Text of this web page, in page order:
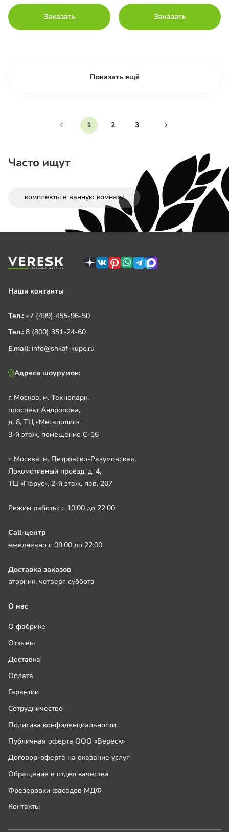
Заказать Заказать
Показать ещё
1 2 3
Часто ищут
комплекты в ванную комнату
Наши контакты
Тел.: +7 (499) 455-96-50
Тел.: 8 (800) 351-24-60
E.mail: info@shkaf-kupe.ru
Адреса шоурумов:
г. Москва, м. Технопарк,
проспект Андропова,
д. 8, ТЦ «Мегаполис»,
3-й этаж, помещение С-16
г. Москва, м. Петровско-Разумовская,
Локомотивный проезд, д. 4,
ТЦ «Парус», 2-й этаж, пав. 207
Режим работы: с 10:00 до 22:00
Call-центр
ежедневно с 09:00 до 22:00
Доставка заказов
вторник, четверг, суббота
О нас
О фабрике
Отзывы
Доставка
Оплата
Гарантии
Сотрудничество
Политика конфиденциальности
Публичная оферта ООО «Вереск»
Договор-оферта на оказание услуг
Обращение в отдел качества
Фрезеровки фасадов МДФ
Контакты